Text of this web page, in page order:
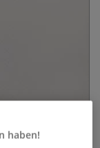
haben!